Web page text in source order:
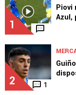
1
Piovi
Azul,
2 1